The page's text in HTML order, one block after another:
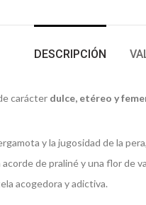
DESCRIPCIÓN
carácter dulce, etéreo y
y la jugosidad de la
de praliné y una flor de
acogedora y adictiva.